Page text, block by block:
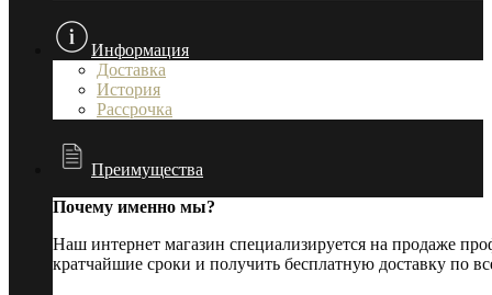
Информация
Доставка
История
Рассрочка
Преимущества
Почему именно мы?
Наш интернет магазин специализируется на продаже
кратчайшие сроки и получить бесплатную доставку по